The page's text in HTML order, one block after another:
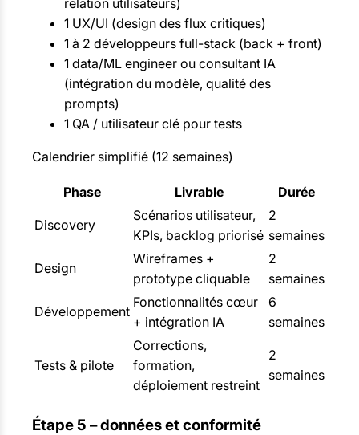
relation utilisateurs)
1 UX/UI (design des flux critiques)
1 à 2 développeurs full-stack (back + front)
1 data/ML engineer ou consultant IA
(intégration du modèle, qualité des
prompts)
1 QA / utilisateur clé pour tests
Calendrier simplifié (12 semaines)
Phase Livrable Durée
Discovery
Scénarios utilisateur,
KPIs, backlog priorisé
2
semaines
Design
Wireframes +
prototype cliquable
2
semaines
Développement
Fonctionnalités cœur
+ intégration IA
6
semaines
Tests & pilote
Corrections,
formation,
déploiement restreint
2
semaines
Étape 5 – données et conformité